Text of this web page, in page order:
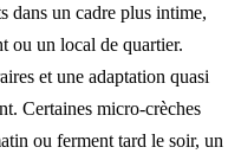
dans un cadre plus intime,
ou un local de quartier.
et une adaptation quasi
Certaines micro-crèches
ou ferment tard le soir, un